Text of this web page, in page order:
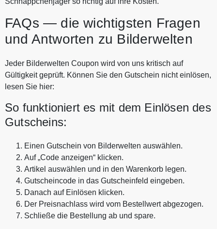
FAQs — die wichtigsten Fragen
und Antworten zu Bilderwelten
Jeder Bilderwelten Coupon wird von uns kritisch auf
Gültigkeit geprüft. Können Sie den Gutschein nicht einlösen,
lesen Sie hier:
So funktioniert es mit dem Einlösen des
Gutscheins:
Einen Gutschein von Bilderwelten auswählen.
Auf „Code anzeigen“ klicken.
Artikel auswählen und in den Warenkorb legen.
Gutscheincode in das Gutscheinfeld eingeben.
Danach auf Einlösen klicken.
Der Preisnachlass wird vom Bestellwert abgezogen.
Schließe die Bestellung ab und spare.